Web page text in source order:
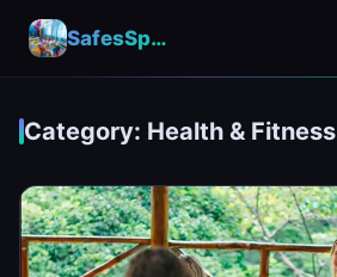
SafesSpace – A Secure Place for Growth & Support
Category: Health & Fitness